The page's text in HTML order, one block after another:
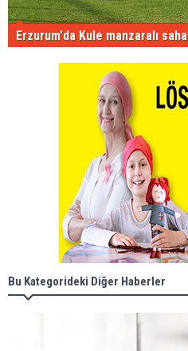
Erzurum'da Kule manzaralı saha
Bu Kategorideki Diğer Haberler